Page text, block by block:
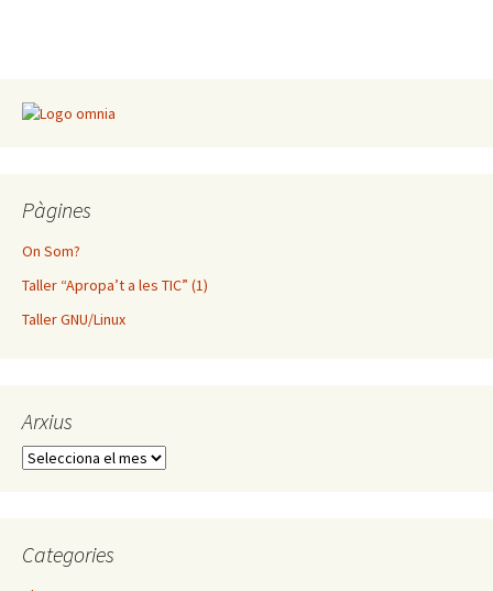
Pàgines
On Som?
Taller “Apropa’t a les TIC” (1)
Taller GNU/Linux
Arxius
Arxius
Categories